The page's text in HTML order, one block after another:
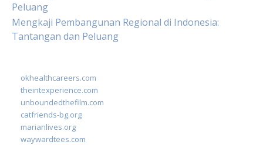
Peluang
Mengkaji Pembangunan Regional di Indonesia:
Tantangan dan Peluang
okhealthcareers.com
theintexperience.com
unboundedthefilm.com
catfriends-bg.org
marianlives.org
waywardtees.com